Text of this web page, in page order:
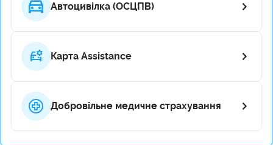
Автоцивілка (ОСЦПВ)
Карта Assistance
Добровільне медичне страхування